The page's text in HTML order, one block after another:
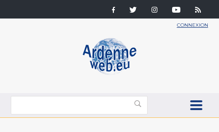
CONNEXION